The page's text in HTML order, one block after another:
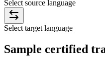
Select source language
Select target language
Sample certified